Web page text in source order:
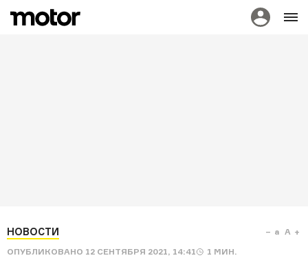
НОВОСТИ
ОПУБЛИКОВАНО 12 СЕНТЯБРЯ 2021, 14:41 1 МИН.
a A